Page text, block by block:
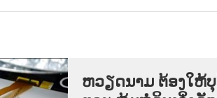
ຫວຽດນາມ ຕ້ອງໃຫ້